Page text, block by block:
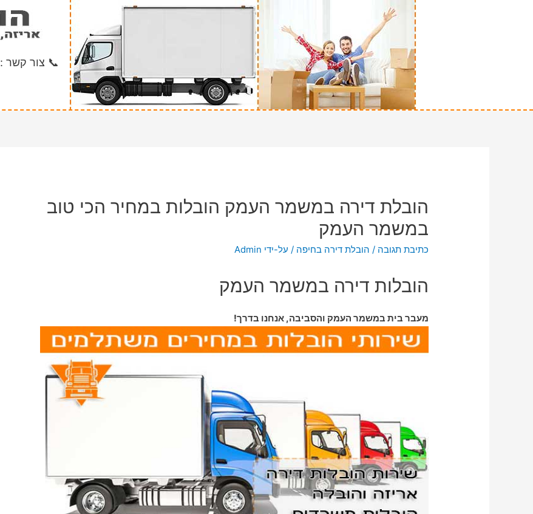
📞 צור קשר :
הובלת דירה במשמר העמק הובלות במחיר הכי טוב
במשמר העמק
כתיבת תגובה / הובלת דירה בחיפה / על-ידי Admin
הובלות דירה במשמר העמק
מעבר בית במשמר העמק והסביבה, אנחנו בדרך!